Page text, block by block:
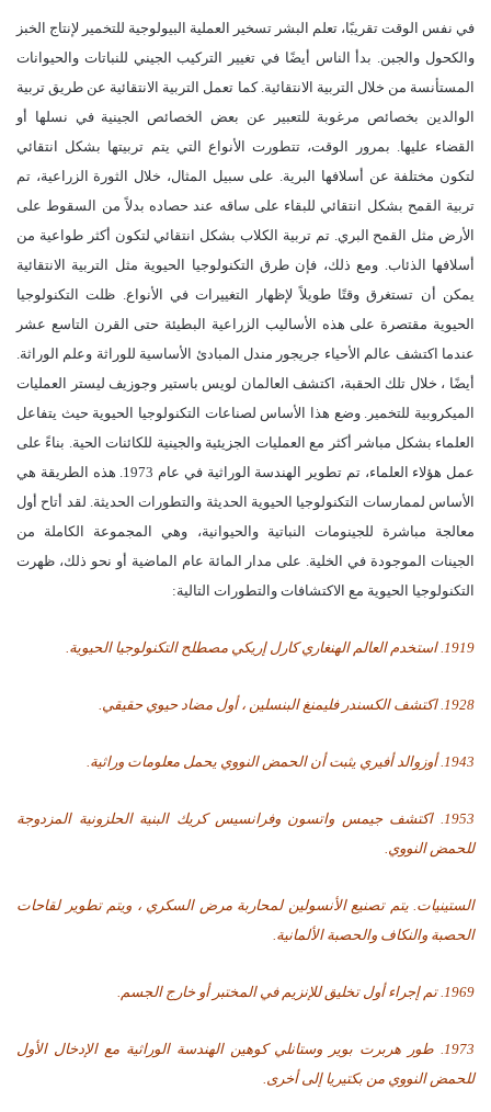
في نفس الوقت تقريبًا، تعلم البشر تسخير العملية البيولوجية للتخمير لإنتاج الخبز
والكحول والجبن. بدأ الناس أيضًا في تغيير التركيب الجيني للنباتات والحيوانات
المستأنسة من خلال التربية الانتقائية. كما تعمل التربية الانتقائية عن طريق تربية
الوالدين بخصائص مرغوبة للتعبير عن بعض الخصائص الجينية في نسلها أو
القضاء عليها. بمرور الوقت، تتطورت الأنواع التي يتم تربيتها بشكل انتقائي
لتكون مختلفة عن أسلافها البرية. على سبيل المثال، خلال الثورة الزراعية، تم
تربية القمح بشكل انتقائي للبقاء على ساقه عند حصاده بدلاً من السقوط على
الأرض مثل القمح البري. تم تربية الكلاب بشكل انتقائي لتكون أكثر طواعية من
أسلافها الذئاب. ومع ذلك، فإن طرق التكنولوجيا الحيوية مثل التربية الانتقائية
يمكن أن تستغرق وقتًا طويلاً لإظهار التغييرات في الأنواع. ظلت التكنولوجيا
الحيوية مقتصرة على هذه الأساليب الزراعية البطيئة حتى القرن التاسع عشر
عندما اكتشف عالم الأحياء جريجور مندل المبادئ الأساسية للوراثة وعلم الوراثة.
أيضًا ، خلال تلك الحقبة، اكتشف العالمان لويس باستير وجوزيف ليستر العمليات
الميكروبية للتخمير. وضع هذا الأساس لصناعات التكنولوجيا الحيوية حيث يتفاعل
العلماء بشكل مباشر أكثر مع العمليات الجزيئية والجينية للكائنات الحية. بناءً على
عمل هؤلاء العلماء، تم تطوير الهندسة الوراثية في عام 1973. هذه الطريقة هي
الأساس لممارسات التكنولوجيا الحيوية الحديثة والتطورات الحديثة. لقد أتاح أول
معالجة مباشرة للجينومات النباتية والحيوانية، وهي المجموعة الكاملة من
الجينات الموجودة في الخلية. على مدار المائة عام الماضية أو نحو ذلك، ظهرت
التكنولوجيا الحيوية مع الاكتشافات والتطورات التالية:
1919. استخدم العالم الهنغاري كارل إريكي مصطلح التكنولوجيا الحيوية.
1928. اكتشف الكسندر فليمنغ البنسلين ، أول مضاد حيوي حقيقي.
1943. أوزوالد أفيري يثبت أن الحمض النووي يحمل معلومات وراثية.
1953. اكتشف جيمس واتسون وفرانسيس كريك البنية الحلزونية المزدوجة
للحمض النووي.
الستينيات. يتم تصنيع الأنسولين لمحاربة مرض السكري ، ويتم تطوير لقاحات
الحصبة والنكاف والحصبة الألمانية.
1969. تم إجراء أول تخليق للإنزيم في المختبر أو خارج الجسم.
1973. طور هربرت بوير وستانلي كوهين الهندسة الوراثية مع الإدخال الأول
للحمض النووي من بكتيريا إلى أخرى.